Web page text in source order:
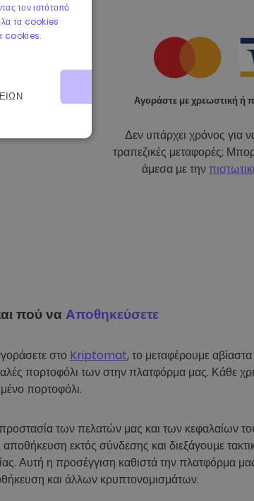
Αγοράστε με χρεωστική ή
Δεν υπάρχει χρόνος για
τραπεζικές μεταφορές;
άμεσα με την
πού ναΑποθηκεύσετε
στο Kriptomat, το μεταφέρουμε
πορτοφόλι των στην πλατφόρμα μας. Κάθε
πορτοφόλι.
προστασία των πελατών μας και των κεφαλαίων
εκτός σύνδεσης και διεξάγουμε
Αυτή η προσέγγιση καθιστά την πλατφόρμα
και άλλων κρυπτονομισμάτων.
τον ιστότοπό
τα cookies
cookies.